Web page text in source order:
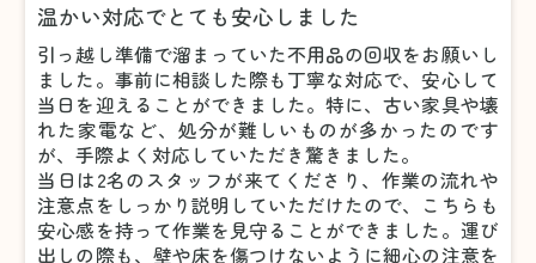
温かい対応でとても安心しました
引っ越し準備で溜まっていた不用品の回収をお願いし
ました。事前に相談した際も丁寧な対応で、安心して
当日を迎えることができました。特に、古い家具や壊
れた家電など、処分が難しいものが多かったのです
が、手際よく対応していただき驚きました。
当日は2名のスタッフが来てくださり、作業の流れや
注意点をしっかり説明していただけたので、こちらも
安心感を持って作業を見守ることができました。運び
出しの際も、壁や床を傷つけないように細心の注意を